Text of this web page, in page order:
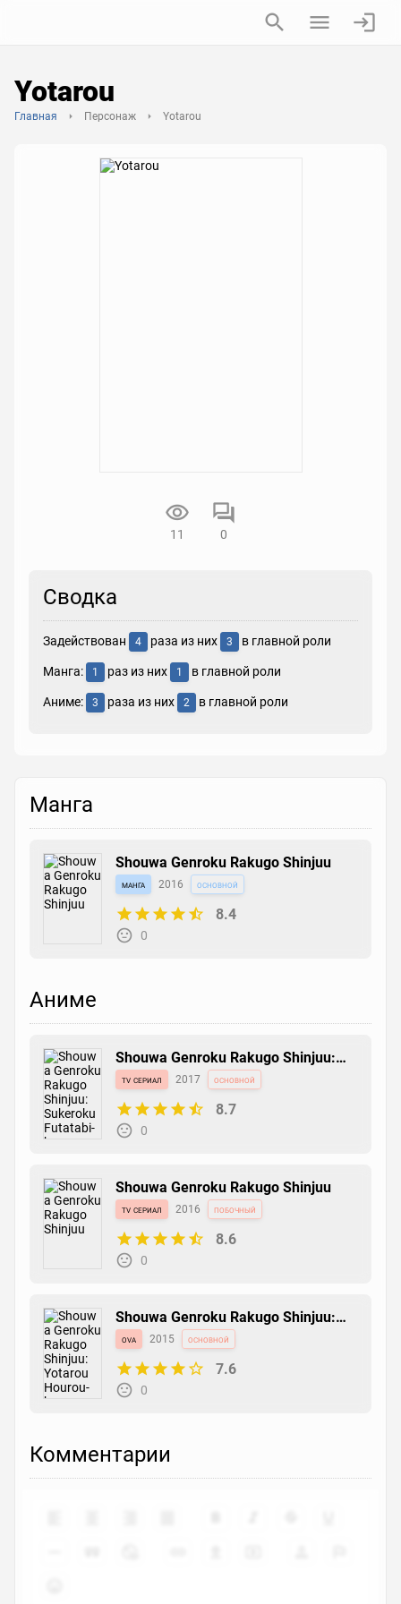
Yotarou
Главная Персонаж Yotarou
11 0
Сводка
Задействован 4 раза из них 3 в главной роли
Манга: 1 раз из них 1 в главной роли
Аниме: 3 раза из них 2 в главной роли
Манга
Shouwa Genroku Rakugo Shinjuu
манга 2016 основной
8.4
0
Аниме
Shouwa Genroku Rakugo Shinjuu:
Sukeroku Futatabi-hen
tv сериал 2017 основной
8.7
0
Shouwa Genroku Rakugo Shinjuu
tv сериал 2016 побочный
8.6
0
Shouwa Genroku Rakugo Shinjuu:
Yotarou Hourou-hen
ova 2015 основной
7.6
0
Комментарии